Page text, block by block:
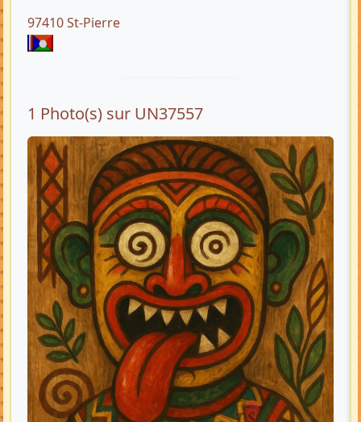
97410 St-Pierre
1 Photo(s) sur UN37557